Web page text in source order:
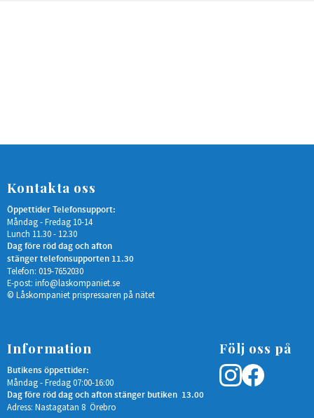
Kontakta oss
Öppettider Telefonsupport:
Måndag - Fredag 10-14
Lunch 11.30 - 12.30
Dag före röd dag och afton
stänger telefonsupporten 11.30
Telefon: 019-7652030
E-post: info@laskompaniet.se
© Låskompaniet prispressaren på nätet
Information
Butikens öppettider:
Måndag - Fredag 07:00-16:00
Dag före röd dag och afton stänger butiken 13.00
Adress: Nastagatan 8 Örebro
Följ oss på